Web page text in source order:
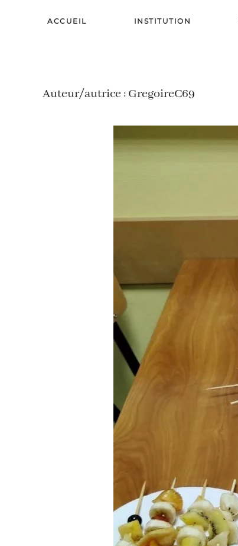
ACCUEIL INSTITUTION
Auteur/autrice : GregoireC69